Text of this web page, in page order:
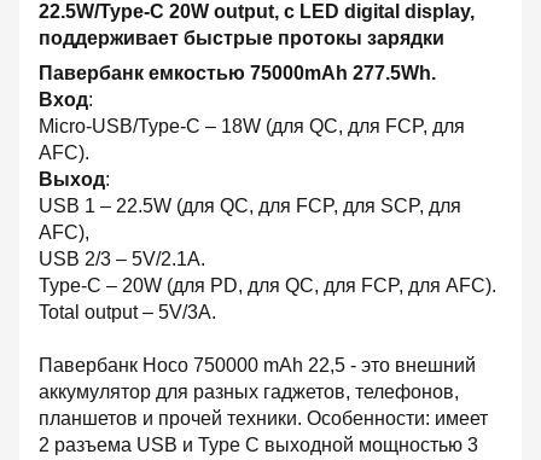
22.5W/Type-C 20W output, с LED digital display,
поддерживает быстрые протокы зарядки
Павербанк емкостью 75000mAh 277.5Wh.
Вход:
Micro-USB/Type-C – 18W (для QC, для FCP, для
AFC).
Выход:
USB 1 – 22.5W (для QC, для FCP, для SCP, для
AFC),
USB 2/3 – 5V/2.1A.
Type-C – 20W (для PD, для QC, для FCP, для AFC).
Total output – 5V/3A.
Павербанк Hoco 750000 mAh 22,5 - это внешний
аккумулятор для разных гаджетов, телефонов,
планшетов и прочей техники. Особенности: имеет
2 разъема USB и Type C выходной мощностью 3